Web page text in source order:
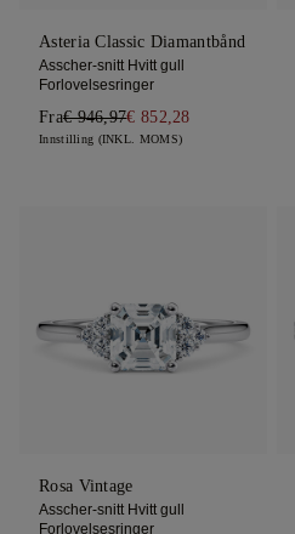
Asteria Classic Diamantbånd
Asscher-snitt Hvitt gull
Forlovelsesringer
Fra€ 946,97€ 852,28
Innstilling (INKL. MOMS)
Rosa Vintage
Asscher-snitt Hvitt gull
Forlovelsesringer